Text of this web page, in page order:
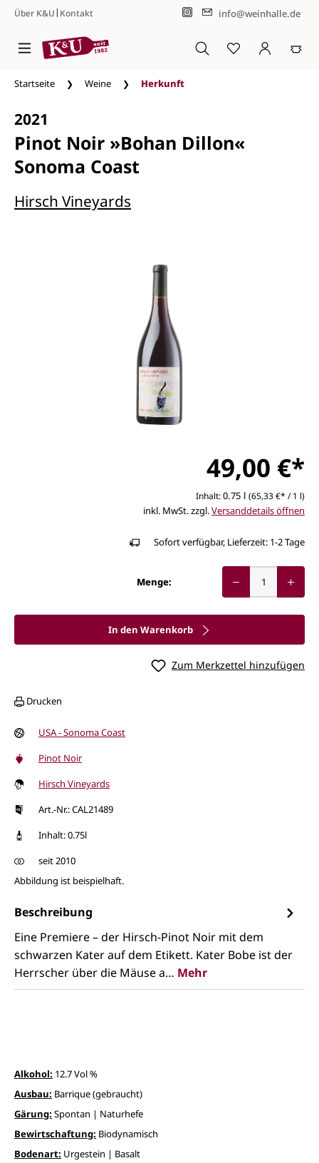
Zum Hauptinhalt springen
Über K&U| Kontakt info@weinhalle.de
Startseite Weine Herkunft
2021
Pinot Noir »Bohan Dillon«
Sonoma Coast
Hirsch Vineyards
49,00 €*
Inhalt:0.75 l (65,33 €* / 1 l)
inkl. MwSt. zzgl.Versanddetails öffnen
Sofort verfügbar, Lieferzeit: 1-2 Tage
Menge:
In den Warenkorb
Zum Merkzettel hinzufügen
Drucken
USA - Sonoma Coast
Pinot Noir
Hirsch Vineyards
Art.-Nr.: CAL21489
Inhalt: 0.75l
seit 2010
Abbildung ist beispielhaft.
Beschreibung
Eine Premiere – der Hirsch-Pinot Noir mit dem
schwarzen Kater auf dem Etikett. Kater Bobe ist der
Herrscher über die Mäuse a… Mehr
Alkohol: 12.7 Vol %
Ausbau: Barrique (gebraucht)
Gärung: Spontan | Naturhefe
Bewirtschaftung: Biodynamisch
Bodenart: Urgestein | Basalt